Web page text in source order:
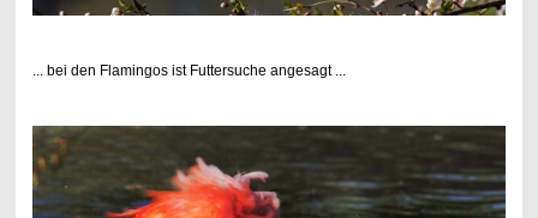
... bei den Flamingos ist Futtersuche angesagt ...